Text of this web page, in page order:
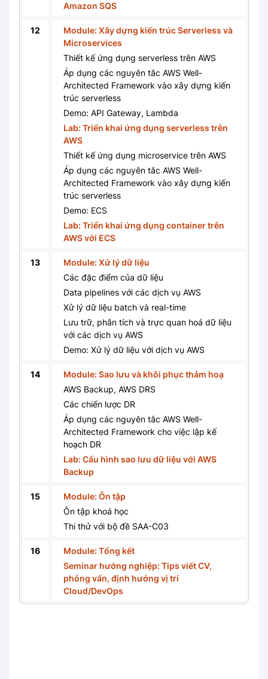
Amazon SQS
12
Module: Xây dựng kiến trúc Serverless và
Microservices
Thiết kế ứng dụng serverless trên AWS
Áp dụng các nguyên tắc AWS Well-
Architected Framework vào xây dựng kiến
trúc serverless
Demo: API Gateway, Lambda
Lab: Triển khai ứng dụng serverless trên
AWS
Thiết kế ứng dụng microservice trên AWS
Áp dụng các nguyên tắc AWS Well-
Architected Framework vào xây dựng kiến
trúc serverless
Demo: ECS
Lab: Triển khai ứng dụng container trên
AWS với ECS
13
Module: Xử lý dữ liệu
Các đặc điểm của dữ liệu
Data pipelines với các dịch vụ AWS
Xử lý dữ liệu batch và real-time
Lưu trữ, phân tích và trực quan hoá dữ liệu
với các dịch vụ AWS
Demo: Xử lý dữ liệu với dịch vụ AWS
14
Module: Sao lưu và khôi phục thảm hoạ
AWS Backup, AWS DRS
Các chiến lược DR
Áp dụng các nguyên tắc AWS Well-
Architected Framework cho việc lập kế
hoạch DR
Lab: Cấu hình sao lưu dữ liệu với AWS
Backup
15
Module: Ôn tập
Ôn tập khoá học
Thi thử với bộ đề SAA-C03
16
Module: Tổng kết
Seminar hướng nghiệp: Tips viết CV,
phỏng vấn, định hướng vị trí
Cloud/DevOps